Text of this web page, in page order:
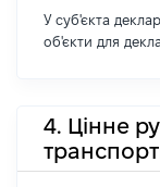
У суб'єкта
об'єкти для
4. Цінне